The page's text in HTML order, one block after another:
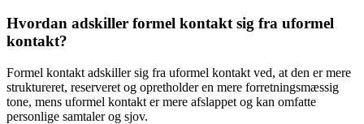
Hvordan adskiller formel kontakt sig fra uformel
kontakt?
Formel kontakt adskiller sig fra uformel kontakt ved, at den er mere
struktureret, reserveret og opretholder en mere forretningsmæssig
tone, mens uformel kontakt er mere afslappet og kan omfatte
personlige samtaler og sjov.